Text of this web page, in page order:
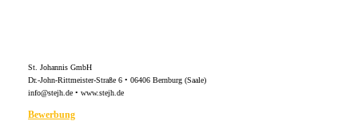
St. Johannis GmbH
Dr.-John-Rittmeister-Straße 6 • 06406 Bernburg (Saale)
info@stejh.de • www.stejh.de
Bewerbung